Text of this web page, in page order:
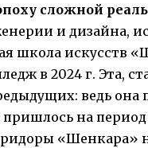
сложной
и дизайна,
школа искусств
в 2024 г. Эта,
ведь она
пришлось на
«Шенкара»